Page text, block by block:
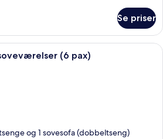
Se priser
Et hotelværelse med en pænt redt
(6 pax)
og 1 sovesofa (dobbeltseng)